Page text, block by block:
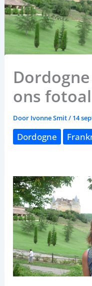
ons
Door Ivonne Smit/ 14
Dordogne